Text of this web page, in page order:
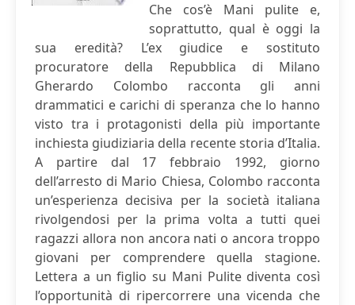
Che cos’è Mani pulite e,
soprattutto, qual è oggi la
sua eredità? L’ex giudice e sostituto
procuratore della Repubblica di Milano
Gherardo Colombo racconta gli anni
drammatici e carichi di speranza che lo hanno
visto tra i protagonisti della più importante
inchiesta giudiziaria della recente storia d’Italia.
A partire dal 17 febbraio 1992, giorno
dell’arresto di Mario Chiesa, Colombo racconta
un’esperienza decisiva per la società italiana
rivolgendosi per la prima volta a tutti quei
ragazzi allora non ancora nati o ancora troppo
giovani per comprendere quella stagione.
Lettera a un figlio su Mani Pulite diventa così
l’opportunità di ripercorrere una vicenda che